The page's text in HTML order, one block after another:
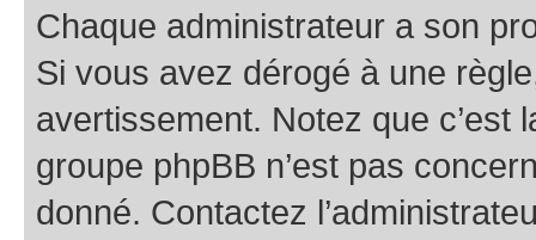
Chaque administrateur a son
Si vous avez dérogé à une
avertissement. Notez que c’est
groupe phpBB n’est pas
donné. Contactez